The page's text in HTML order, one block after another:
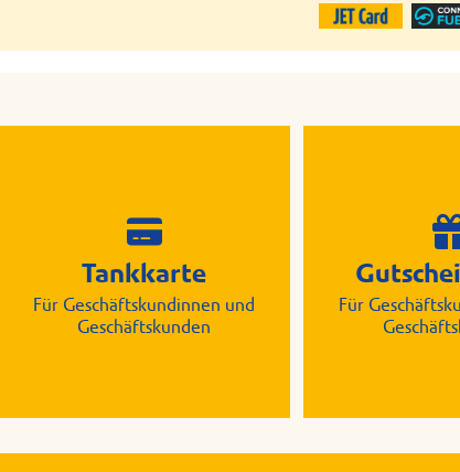
Tankkarte
Für Geschäftskundinnen und
Geschäftskunden
Für